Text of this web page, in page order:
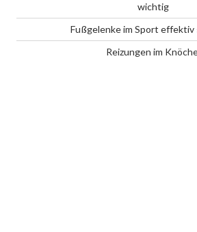
wichtig
Fußgelenke im Sport effektiv
Reizungen im